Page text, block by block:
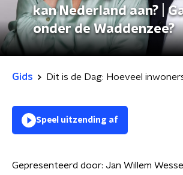
kan Nederland aan? |
onder de Waddenzee?
Gids
Speel uitzending af
Gepresenteerd door: Jan Willem